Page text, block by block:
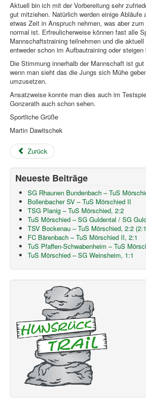
Bildergalerie
Benutzer
Kontakt
Impressum
Downloadcenter
Aktuelle Seite: Startseite Über uns
Mörschied nutzt seine Chancen nicht
Aktuell bin ich mit der Vorbereitung sehr
gut mitziehen. Natürlich werden einige Abläufe
etwas Zeit in Anspruch nehmen, was aber
normal ist. Erfreulicherweise können fast alle
Mannschaftstraining teilnehmen und die
entweder schon im Aufbautraining oder
Die Stimmung innerhalb der Mannschaft ist
wenn man sieht das die Jungs sich Mühe
umzusetzen.
Ansatzweise konnte man dies auch im
Gonzerath auch schon sehen.
Sportliche Grüße
Martin Dawitschek
Zurück
Neueste Beiträge
SG Rhaunen Bundenbach – TuS
Bollenbacher SV – TuS Mörschied II
TSG Planig – TuS Mörschied, 2:2
TuS Mörschied – SG Guldental / SG
TSV Bockenau – TuS Mörschied, 2:2
FC Bärenbach – TuS Mörschied II, 2:1
TuS Pfaffen-Schwabenheim – TuS
TuS Mörschied – SG Weinsheim, 1:1